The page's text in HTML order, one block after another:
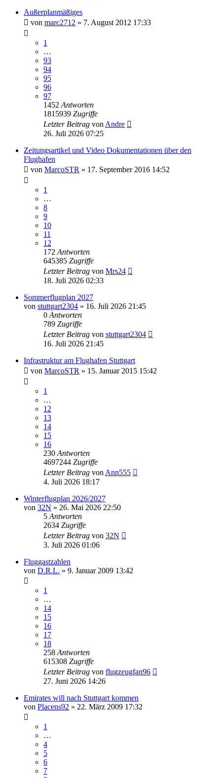
Außerplanmäßiges
von marc2712 » 7. August 2012 17:33
1
…
93
94
95
96
97
1452 Antworten
1815939 Zugriffe
Letzter Beitrag von Andre
26. Juli 2026 07:25
Zeitungsartikel und Video Dokumentationen über den
Flughafen
von MarcoSTR » 17. September 2016 14:52
1
…
8
9
10
11
12
172 Antworten
645385 Zugriffe
Letzter Beitrag von Mrs24
18. Juli 2026 02:33
Sommerflugplan 2027
von stuttgart2304 » 16. Juli 2026 21:45
0 Antworten
789 Zugriffe
Letzter Beitrag von stuttgart2304
16. Juli 2026 21:45
Infrastruktur am Flughafen Stuttgart
von MarcoSTR » 15. Januar 2015 15:42
1
…
12
13
14
15
16
230 Antworten
4697244 Zugriffe
Letzter Beitrag von Ann555
4. Juli 2026 18:17
Winterflugplan 2026/2027
von 32N » 26. Mai 2026 22:50
5 Antworten
2634 Zugriffe
Letzter Beitrag von 32N
3. Juli 2026 01:06
Fluggastzahlen
von D.R.L. » 9. Januar 2009 13:42
1
…
14
15
16
17
18
258 Antworten
615308 Zugriffe
Letzter Beitrag von flugzeugfan96
27. Juni 2026 14:26
Emirates will nach Stuttgart kommen
von Placens92 » 22. März 2009 17:32
1
…
4
5
6
7